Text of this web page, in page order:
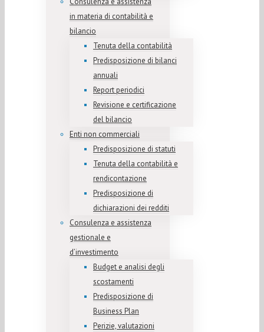
in materia di contabilità e
bilancio
Tenuta della contabilità
Predisposizione di bilanci
annuali
Report periodici
Revisione e certificazione
del bilancio
Enti non commerciali
Predisposizione di statuti
Tenuta della contabilità e
rendicontazione
Predisposizione di
dichiarazioni dei redditi
Consulenza e assistenza
gestionale e
d’investimento
Budget e analisi degli
scostamenti
Predisposizione di
Business Plan
Perizie, valutazioni